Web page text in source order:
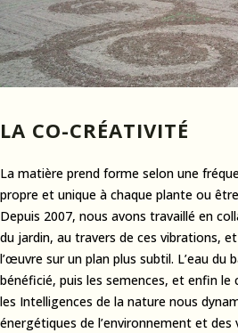
LA CO-CRÉATIVITÉ
La matière prend forme selon une
propre et unique à chaque plante ou
Depuis 2007, nous avons travaillé en
du jardin, au travers de ces vibrations,
l’œuvre sur un plan plus subtil. L’eau du
bénéficié, puis les semences, et enfin
les Intelligences de la nature nous
énergétiques de l’environnement et